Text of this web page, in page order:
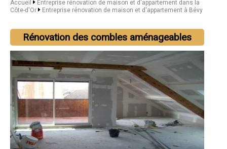
Accueil
Entreprise rénovation de maison et d'appartement dans la
Côte-d'Or
Entreprise rénovation de maison et d'appartement à Bévy
Rénovation des combles aménageables